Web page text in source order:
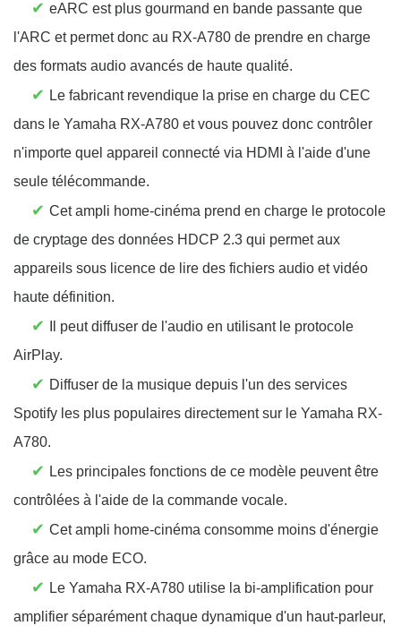
✔ eARC est plus gourmand en bande passante que
l'ARC et permet donc au RX-A780 de prendre en charge
des formats audio avancés de haute qualité.
✔ Le fabricant revendique la prise en charge du CEC
dans le Yamaha RX-A780 et vous pouvez donc contrôler
n'importe quel appareil connecté via HDMI à l'aide d'une
seule télécommande.
✔ Cet ampli home-cinéma prend en charge le protocole
de cryptage des données HDCP 2.3 qui permet aux
appareils sous licence de lire des fichiers audio et vidéo
haute définition.
✔
Il peut diffuser de l'audio en utilisant le protocole
AirPlay.
✔ Diffuser de la musique depuis l'un des services
Spotify les plus populaires directement sur le Yamaha RX-
A780.
✔ Les principales fonctions de ce modèle peuvent être
contrôlées à l'aide de la commande vocale.
✔ Cet ampli home-cinéma consomme moins d'énergie
grâce au mode ECO.
✔ Le Yamaha RX-A780 utilise la bi-amplification pour
amplifier séparément chaque dynamique d'un haut-parleur,